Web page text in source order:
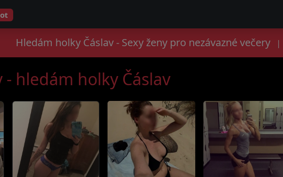
Hledám holky Čáslav - Sexy ženy pro nezávazné večery |
- hledám holky Čáslav